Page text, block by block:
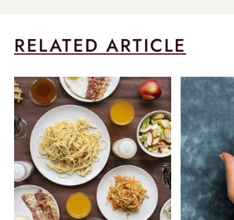
RELATED ARTICLE